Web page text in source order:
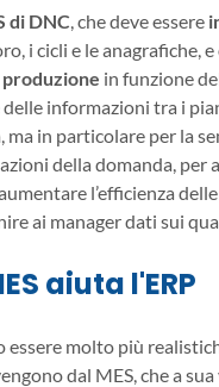
di DNC, che deve essere
i cicli e le anagrafiche,
produzione in funzione
informazioni tra i
in particolare per la
della domanda, per
l’efficienza
ai manager dati sui
aiuta l'ERP
essere molto più
dal MES, che a